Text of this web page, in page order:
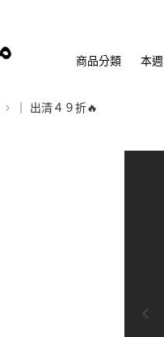
商品分類 本
｜ 出清４９折🔥